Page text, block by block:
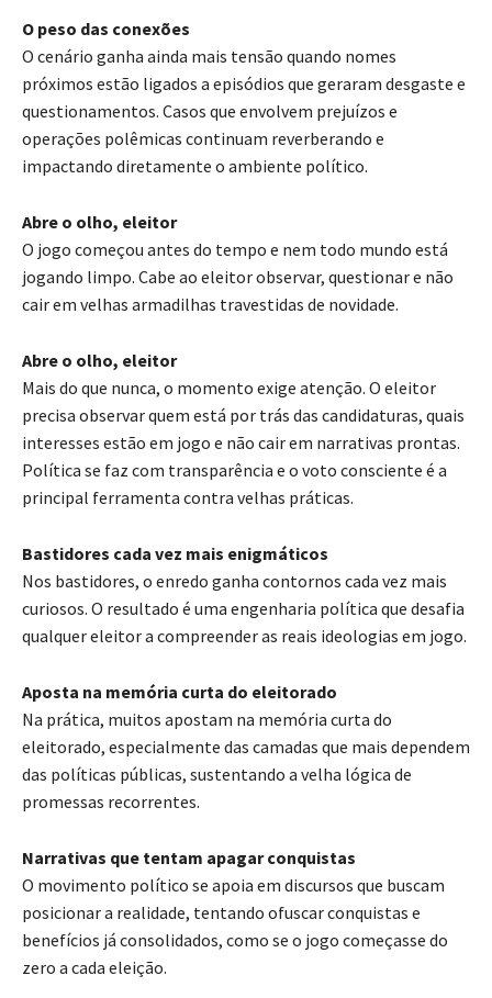
O peso das conexões
O cenário ganha ainda mais tensão quando nomes
próximos estão ligados a episódios que geraram desgaste e
questionamentos. Casos que envolvem prejuízos e
operações polêmicas continuam reverberando e
impactando diretamente o ambiente político.
Abre o olho, eleitor
O jogo começou antes do tempo e nem todo mundo está
jogando limpo. Cabe ao eleitor observar, questionar e não
cair em velhas armadilhas travestidas de novidade.
Abre o olho, eleitor
Mais do que nunca, o momento exige atenção. O eleitor
precisa observar quem está por trás das candidaturas, quais
interesses estão em jogo e não cair em narrativas prontas.
Política se faz com transparência e o voto consciente é a
principal ferramenta contra velhas práticas.
Bastidores cada vez mais enigmáticos
Nos bastidores, o enredo ganha contornos cada vez mais
curiosos. O resultado é uma engenharia política que desafia
qualquer eleitor a compreender as reais ideologias em jogo.
Aposta na memória curta do eleitorado
Na prática, muitos apostam na memória curta do
eleitorado, especialmente das camadas que mais dependem
das políticas públicas, sustentando a velha lógica de
promessas recorrentes.
Narrativas que tentam apagar conquistas
O movimento político se apoia em discursos que buscam
posicionar a realidade, tentando ofuscar conquistas e
benefícios já consolidados, como se o jogo começasse do
zero a cada eleição.